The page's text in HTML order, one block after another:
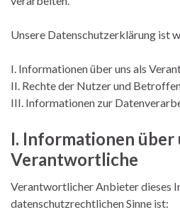
Unsere Datenschutzerklärung ist
I. Informationen über uns als
II. Rechte der Nutzer und
III. Informationen zur
I. Informationen über
Verantwortliche
Verantwortlicher Anbieter dieses
datenschutzrechtlichen Sinne ist: